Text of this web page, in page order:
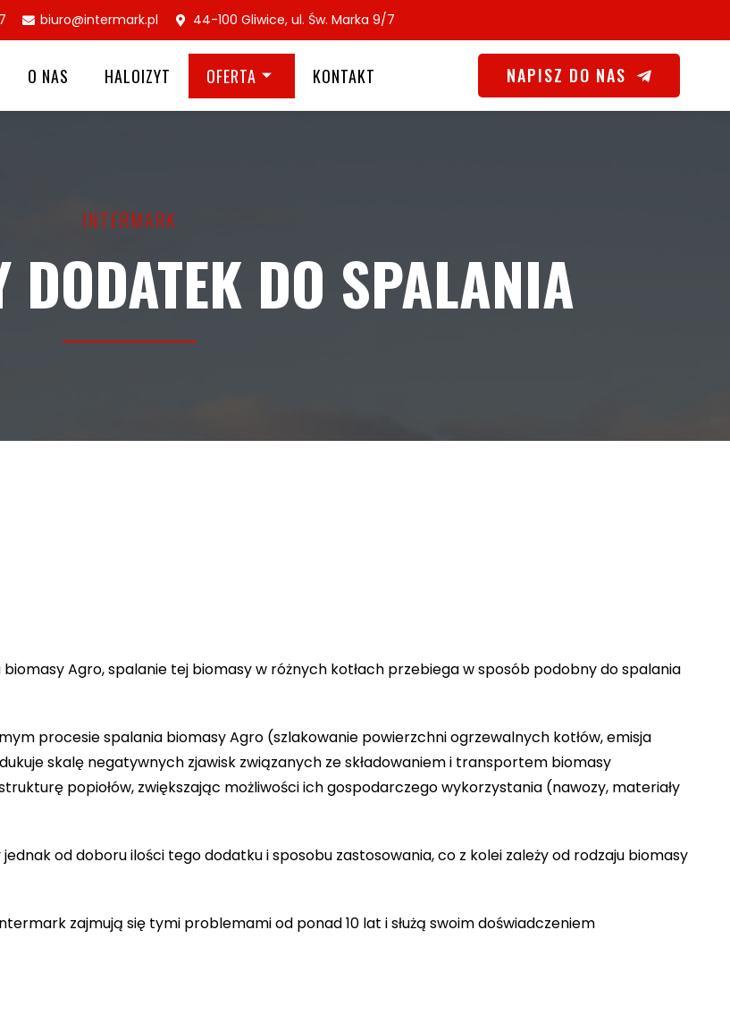
biuro@intermark.pl 44-100 Gliwice, ul. Św. Marka 9/7
O NAS HALOIZYT OFERTA KONTAKT NAPISZ DO NAS
INTERMARK
DODATEK DO SPALANIA
Agro, spalanie tej biomasy w różnych kotłach przebiega w sposób podobny do spalania
procesie spalania biomasy Agro (szlakowanie powierzchni ogrzewalnych kotłów, emisja
skalę negatywnych zjawisk związanych ze składowaniem i transportem biomasy
popiołów, zwiększając możliwości ich gospodarczego wykorzystania (nawozy, materiały
od doboru ilości tego dodatku i sposobu zastosowania, co z kolei zależy od rodzaju biomasy
zajmują się tymi problemami od ponad 10 lat i służą swoim doświadczeniem